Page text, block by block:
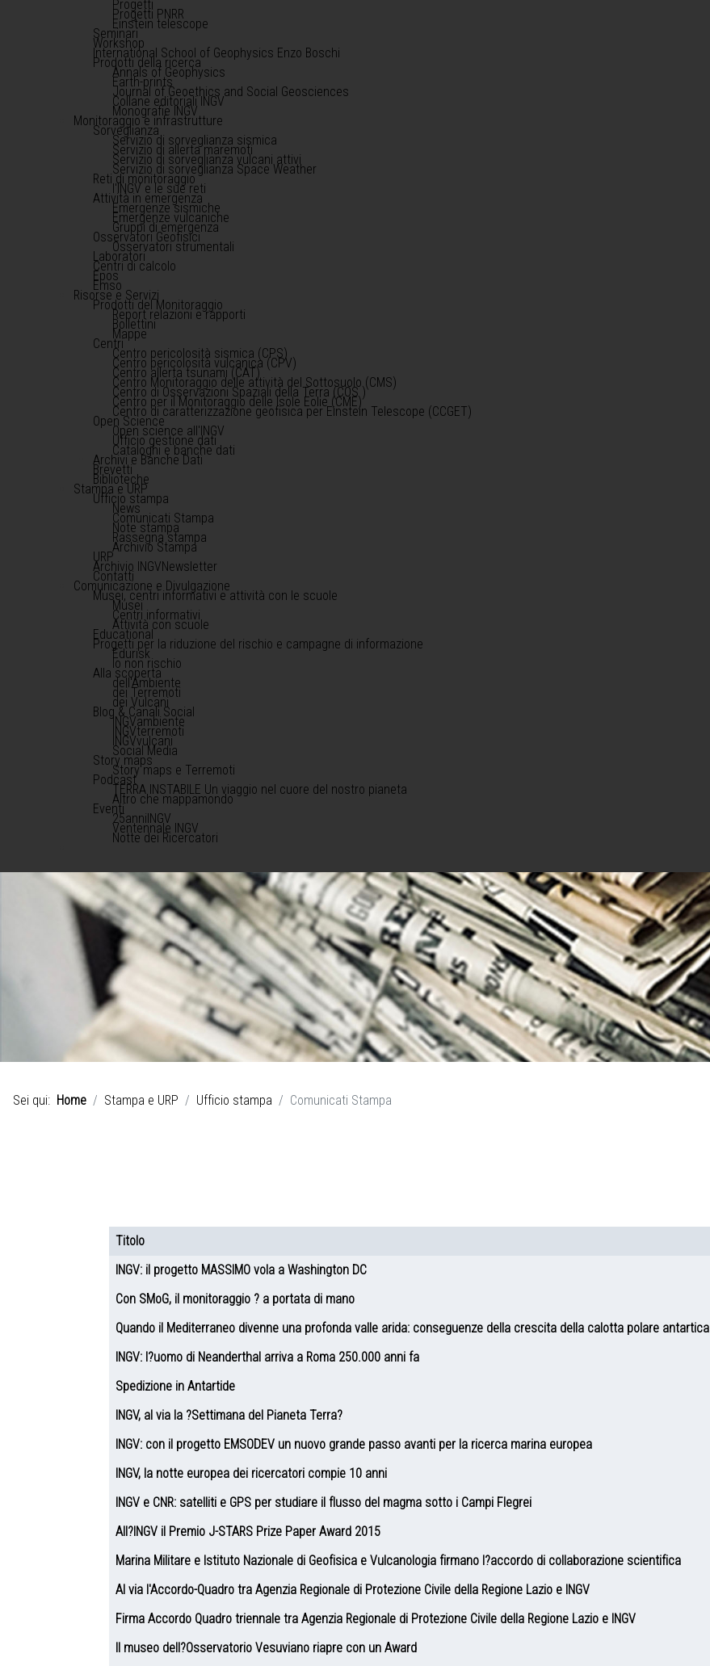
Progetti
Progetti PNRR
Einstein telescope
Seminari
Workshop
International School of Geophysics Enzo Boschi
Prodotti della ricerca
Annals of Geophysics
Earth-prints
Journal of Geoethics and Social Geosciences
Collane editoriali INGV
Monografie INGV
Monitoraggio e infrastrutture
Sorveglianza
Servizio di sorveglianza sismica
Servizio di allerta maremoti
Servizio di sorveglianza vulcani attivi
Servizio di sorveglianza Space Weather
Reti di monitoraggio
l'INGV e le sue reti
Attività in emergenza
Emergenze sismiche
Emergenze vulcaniche
Gruppi di emergenza
Osservatori Geofisici
Osservatori strumentali
Laboratori
Centri di calcolo
Epos
Emso
Risorse e Servizi
Prodotti del Monitoraggio
Report relazioni e rapporti
Bollettini
Mappe
Centri
Centro pericolosità sismica (CPS)
Centro pericolosità vulcanica (CPV)
Centro allerta tsunami (CAT)
Centro Monitoraggio delle attività del Sottosuolo (CMS)
Centro di Osservazioni Spaziali della Terra (COS )
Centro per il Monitoraggio delle Isole Eolie (CME)
Centro di caratterizzazione geofisica per Einstein Telescope (CCGET)
Open Science
Open science all'INGV
Ufficio gestione dati
Cataloghi e banche dati
Archivi e Banche Dati
Brevetti
Biblioteche
Stampa e URP
Ufficio stampa
News
Comunicati Stampa
Note stampa
Rassegna stampa
Archivio Stampa
URP
Archivio INGVNewsletter
Contatti
Comunicazione e Divulgazione
Musei, centri informativi e attività con le scuole
Musei
Centri informativi
Attività con scuole
Educational
Progetti per la riduzione del rischio e campagne di informazione
Edurisk
Io non rischio
Alla scoperta
dell'Ambiente
dei Terremoti
dei Vulcani
Blog & Canali Social
INGVambiente
INGVterremoti
INGVvulcani
Social Media
Story maps
Story maps e Terremoti
Podcast
TERRA INSTABILE Un viaggio nel cuore del nostro pianeta
Altro che mappamondo
Eventi
25anniINGV
Ventennale INGV
Notte dei Ricercatori
Sei qui: Home Stampa e URP Ufficio stampa Comunicati Stampa
Articoli
Titolo
INGV: il progetto MASSIMO vola a Washington DC
Con SMoG, il monitoraggio ? a portata di mano
Quando il Mediterraneo divenne una profonda valle arida: conseguenze della crescita della calotta polare antartica
INGV: l?uomo di Neanderthal arriva a Roma 250.000 anni fa
Spedizione in Antartide
INGV, al via la ?Settimana del Pianeta Terra?
INGV: con il progetto EMSODEV un nuovo grande passo avanti per la ricerca marina europea
INGV, la notte europea dei ricercatori compie 10 anni
INGV e CNR: satelliti e GPS per studiare il flusso del magma sotto i Campi Flegrei
All?INGV il Premio J-STARS Prize Paper Award 2015
Marina Militare e Istituto Nazionale di Geofisica e Vulcanologia firmano l?accordo di collaborazione scientifica
Al via l'Accordo-Quadro tra Agenzia Regionale di Protezione Civile della Regione Lazio e INGV
Firma Accordo Quadro triennale tra Agenzia Regionale di Protezione Civile della Regione Lazio e INGV
Il museo dell?Osservatorio Vesuviano riapre con un Award